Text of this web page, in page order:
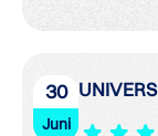
30
Juni